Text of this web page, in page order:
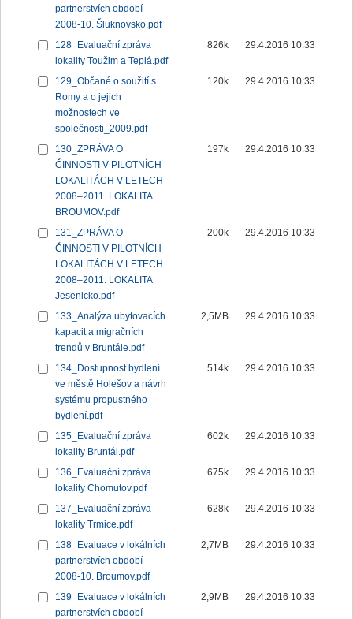
partnerstvích období
2008-10. Šluknovsko.pdf
128_Evaluační zpráva
lokality Toužim a Teplá.pdf
826k 29.4.2016 10:33
129_Občané o soužití s
Romy a o jejich
možnostech ve
společnosti_2009.pdf
120k 29.4.2016 10:33
130_ZPRÁVA O
ČINNOSTI V PILOTNÍCH
LOKALITÁCH V LETECH
2008–2011. LOKALITA
BROUMOV.pdf
197k 29.4.2016 10:33
131_ZPRÁVA O
ČINNOSTI V PILOTNÍCH
LOKALITÁCH V LETECH
2008–2011. LOKALITA
Jesenicko.pdf
200k 29.4.2016 10:33
133_Analýza ubytovacích
kapacit a migračních
trendů v Bruntále.pdf
2,5MB 29.4.2016 10:33
134_Dostupnost bydlení
ve městě Holešov a návrh
systému propustného
bydlení.pdf
514k 29.4.2016 10:33
135_Evaluační zpráva
lokality Bruntál.pdf
602k 29.4.2016 10:33
136_Evaluační zpráva
lokality Chomutov.pdf
675k 29.4.2016 10:33
137_Evaluační zpráva
lokality Trmice.pdf
628k 29.4.2016 10:33
138_Evaluace v lokálních
partnerstvích období
2008-10. Broumov.pdf
2,7MB 29.4.2016 10:33
139_Evaluace v lokálních
partnerstvích období
2,9MB 29.4.2016 10:33